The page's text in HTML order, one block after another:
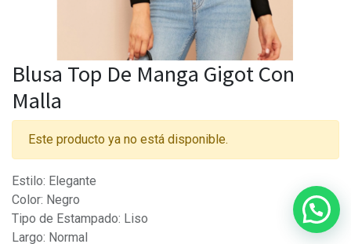
Blusa Top De Manga Gigot Con
Malla
Este producto ya no está disponible.
Estilo: Elegante
Color: Negro
Tipo de Estampado: Liso
Largo: Normal